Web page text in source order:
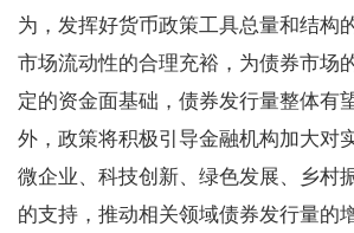
为，发挥好货币政策工具总量和结构
市场流动性的合理充裕，为债券市场
定的资金面基础，债券发行量整体有
外，政策将积极引导金融机构加大对
微企业、科技创新、绿色发展、乡村
的支持，推动相关领域债券发行量的